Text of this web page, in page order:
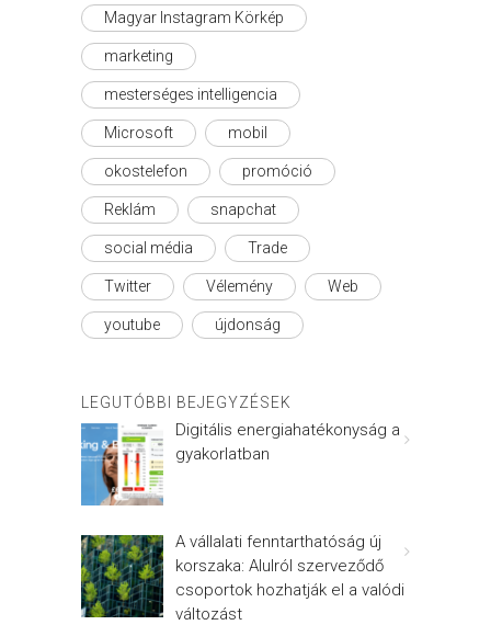
Magyar Instagram Körkép
marketing
mesterséges intelligencia
Microsoft mobil
okostelefon promóció
Reklám snapchat
social média Trade
Twitter Vélemény Web
youtube újdonság
LEGUTÓBBI BEJEGYZÉSEK
Digitális energiahatékonyság a
gyakorlatban
A vállalati fenntarthatóság új
korszaka: Alulról szerveződő
csoportok hozhatják el a valódi
változást